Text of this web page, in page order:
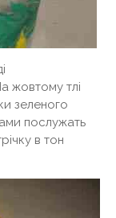
жовтому тлі
зеленого
послужать
в тон